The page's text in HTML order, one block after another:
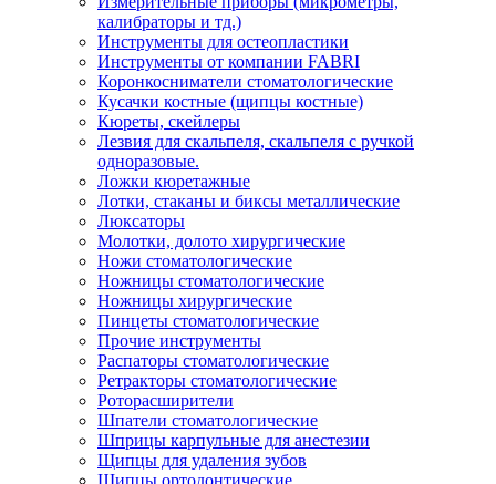
калибраторы и тд.)
Инструменты для остеопластики
Инструменты от компании FABRI
Коронкосниматели стоматологические
Кусачки костные (щипцы костные)
Кюреты, скейлеры
Лезвия для скальпеля, скальпеля с ручкой
одноразовые.
Ложки кюретажные
Лотки, стаканы и биксы металлические
Люксаторы
Молотки, долото хирургические
Ножи стоматологические
Ножницы стоматологические
Ножницы хирургические
Пинцеты стоматологические
Прочие инструменты
Распаторы стоматологические
Ретракторы стоматологические
Роторасширители
Шпатели стоматологические
Шприцы карпульные для анестезии
Щипцы для удаления зубов